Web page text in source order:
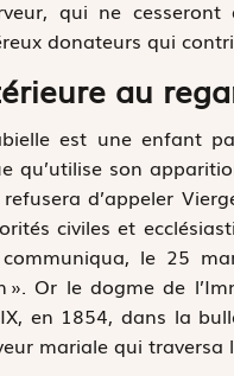
qui ne
donateurs qui
au
est une enfant
qu’utilise son
refusera d’appeler
civiles et
le 25
». Or le dogme de
en 1854, dans la
mariale qui traversa